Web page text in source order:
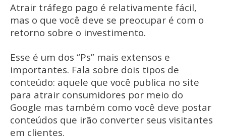
Atrair tráfego pago é relativamente fácil,
mas o que você deve se preocupar é com o
retorno sobre o investimento.
Esse é um dos “Ps” mais extensos e
importantes. Fala sobre dois tipos de
conteúdo: aquele que você publica no site
para atrair consumidores por meio do
Google mas também como você deve postar
conteúdos que irão converter seus visitantes
em clientes.